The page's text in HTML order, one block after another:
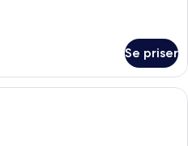
Se priser
Sengetøy av topp kvalitet, minibar,